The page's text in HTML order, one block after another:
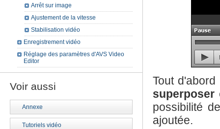
Tout
superposer
possibilité
ajoutée.
Arrêt sur image
Ajustement de la vitesse
Stabilisation vidéo
Enregistrement vidéo
Réglage des paramètres d'AVS Video
Editor
Voir aussi
Annexe
Tutoriels vidéo